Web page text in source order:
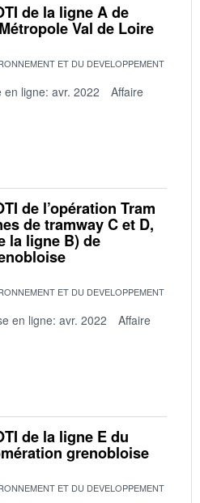
de la ligne A de
Val de Loire
ET DU DEVELOPPEMENT
en ligne: avr. 2022
Affaire
de l’opération Tram
de tramway C et D,
la ligne B) de
ET DU DEVELOPPEMENT
en ligne: avr. 2022
Affaire
de la ligne E du
grenobloise
ET DU DEVELOPPEMENT